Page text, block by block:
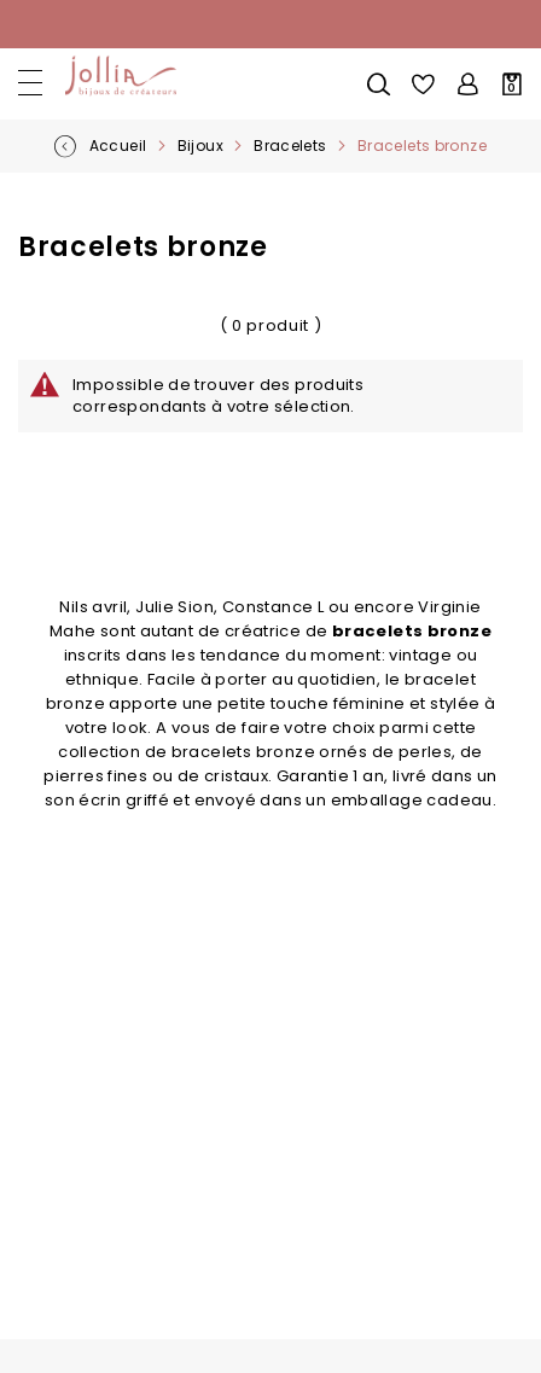
au
contenu
Mon
0
Accueil Bijoux Bracelets Bracelets bronze
Bracelets bronze
Impossible de trouver des produits
correspondants à votre sélection.
Nils avril, Julie Sion, Constance L ou encore Virginie
Mahe sont autant de créatrice de bracelets bronze
inscrits dans les tendance du moment: vintage ou
ethnique. Facile à porter au quotidien, le bracelet
bronze apporte une petite touche féminine et stylée à
votre look. A vous de faire votre choix parmi cette
collection de bracelets bronze ornés de perles, de
pierres fines ou de cristaux. Garantie 1 an, livré dans un
son écrin griffé et envoyé dans un emballage cadeau.
( 0 produit )